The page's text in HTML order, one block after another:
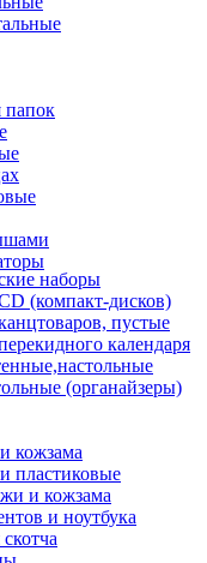
папок
наборы
(компакт-дисков)
пустые
календаря
(органайзеры)
кожзама
пластиковые
и кожзама
и ноутбука